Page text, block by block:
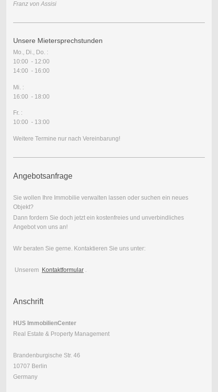
Franz von Assisi
Unsere Mietersprechstunden
Mo., Di., Do. :
10:00 - 12:00
14:00 - 16:00
Mi. :
16:00 - 18:00
Fr. :
10:00 - 13:00
Weitere Termine nur nach Vereinbarung!
Angebotsanfrage
Sie wollen Ihre Immobilie verwalten lassen oder suchen ein neues
Objekt?
Dann fordern Sie doch jetzt ein kostenfreies und unverbindliches
Angebot von uns an!
Wir beraten Sie gerne. Kontaktieren Sie uns unter:
Unserem Kontaktformular.
Anschrift
HUS ImmobilienCenter
Real Estate & Property Management
Brandenburgische Str. 46
10707 Berlin
Germany